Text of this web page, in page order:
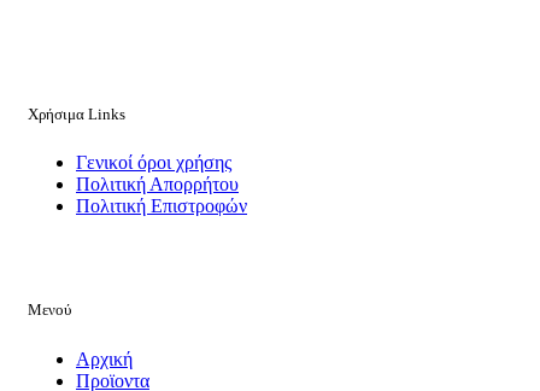
Χρήσιμα Links
Γενικοί όροι χρήσης
Πολιτική Απορρήτου
Πολιτική Επιστροφών
Μενού
Αρχική
Προϊοντα